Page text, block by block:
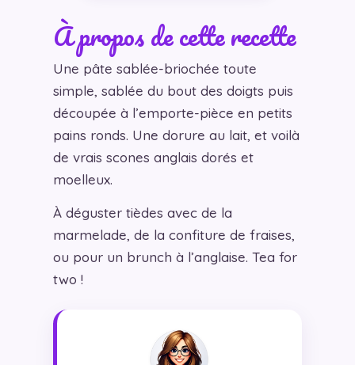
À propos de cette recette
Une pâte sablée-briochée toute
simple, sablée du bout des doigts puis
découpée à l’emporte-pièce en petits
pains ronds. Une dorure au lait, et voilà
de vrais scones anglais dorés et
moelleux.
À déguster tièdes avec de la
marmelade, de la confiture de fraises,
ou pour un brunch à l’anglaise. Tea for
two !